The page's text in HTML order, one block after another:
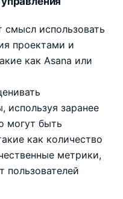
смысл использовать
проектами и
как Asana или
используя заранее
могут быть
как количество
метрики,
пользователей